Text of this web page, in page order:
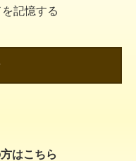
記憶する
はこちら